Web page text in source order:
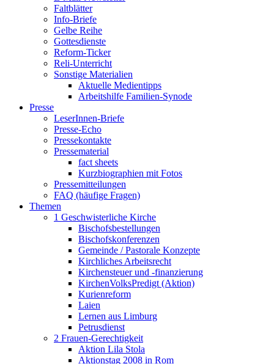
Faltblätter
Info-Briefe
Gelbe Reihe
Gottesdienste
Reform-Ticker
Reli-Unterricht
Sonstige Materialien
Aktuelle Medientipps
Arbeitshilfe Familien-Synode
Presse
LeserInnen-Briefe
Presse-Echo
Pressekontakte
Pressematerial
fact sheets
Kurzbiographien mit Fotos
Pressemitteilungen
FAQ (häufige Fragen)
Themen
1 Geschwisterliche Kirche
Bischofsbestellungen
Bischofskonferenzen
Gemeinde / Pastorale Konzepte
Kirchliches Arbeitsrecht
Kirchensteuer und -finanzierung
KirchenVolksPredigt (Aktion)
Kurienreform
Laien
Lernen aus Limburg
Petrusdienst
2 Frauen-Gerechtigkeit
Aktion Lila Stola
Aktionstag 2008 in Rom